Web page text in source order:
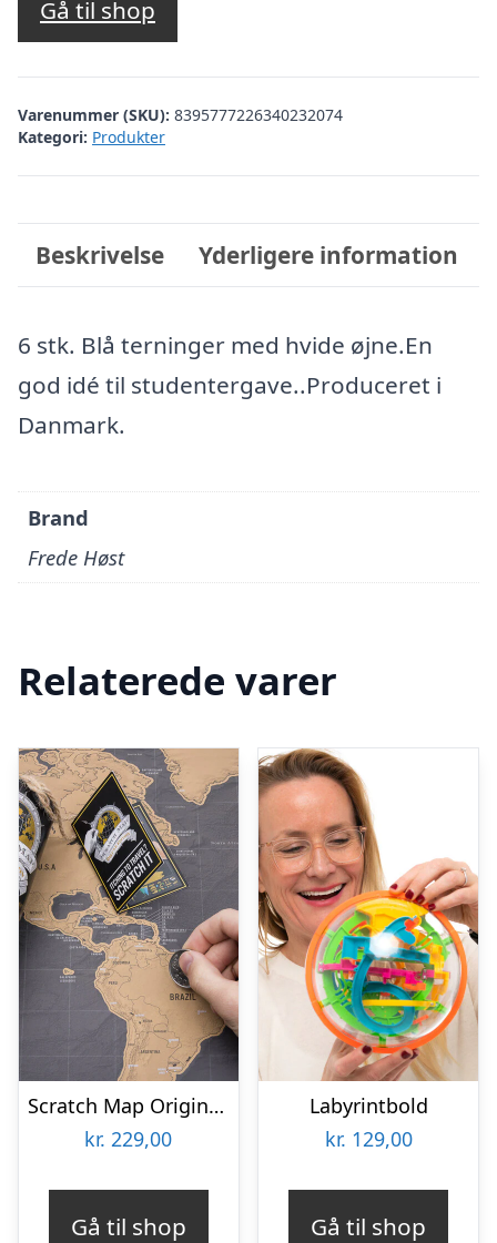
Gå til shop
Varenummer (SKU): 8395777226340232074
Kategori: Produkter
Beskrivelse Yderligere information
6 stk. Blå terninger med hvide øjne.En
god idé til studentergave..Produceret i
Danmark.
Brand
Frede Høst
Relaterede varer
Scratch Map Original Deluxe
kr. 229,00
Gå til shop
Labyrintbold
kr. 129,00
Gå til shop